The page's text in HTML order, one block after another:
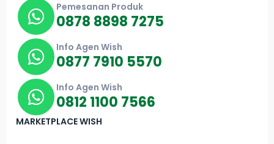
0878 8898 7275
Pemesanan Produk
0877 7910 5570
Info Agen Wish
0812 1100 7566
Info Agen Wish
MARKETPLACE WISH